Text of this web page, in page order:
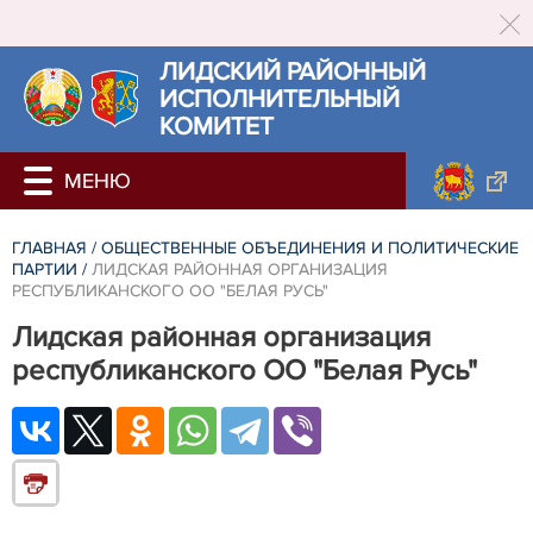
ЛИДСКИЙ РАЙОННЫЙ
ИСПОЛНИТЕЛЬНЫЙ
КОМИТЕТ
ГЛАВНАЯ / ОБЩЕСТВЕННЫЕ ОБЪЕДИНЕНИЯ И ПОЛИТИЧЕСКИЕ
ПАРТИИ / ЛИДСКАЯ РАЙОННАЯ ОРГАНИЗАЦИЯ
РЕСПУБЛИКАНСКОГО ОО "БЕЛАЯ РУСЬ"
Лидская районная организация
республиканского ОО "Белая Русь"